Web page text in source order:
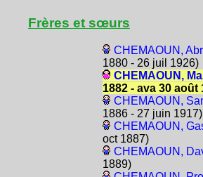
Frères et sœurs
CHEMAOUN,
1880 - 26 juil 1926)
CHEMAOUN,
1882 - ava 30 août
CHEMAOUN,
1886 - 27 juin 1917)
CHEMAOUN,
oct 1887)
CHEMAOUN,
1889)